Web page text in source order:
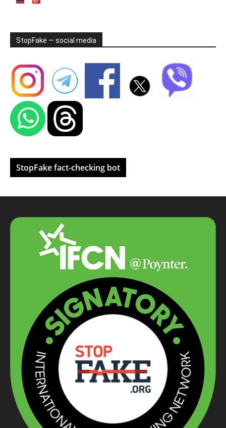
StopFake — social media
StopFake fact-checking bot